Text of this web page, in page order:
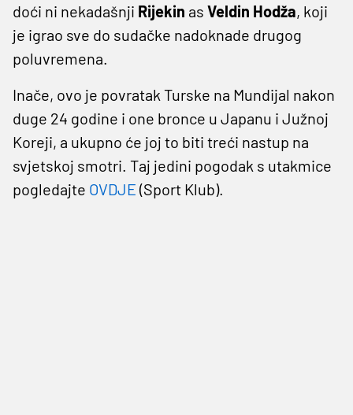
doći ni nekadašnji Rijekin as Veldin Hodža, koji
je igrao sve do sudačke nadoknade drugog
poluvremena.
Inače, ovo je povratak Turske na Mundijal nakon
duge 24 godine i one bronce u Japanu i Južnoj
Koreji, a ukupno će joj to biti treći nastup na
svjetskoj smotri. Taj jedini pogodak s utakmice
pogledajte OVDJE (Sport Klub).